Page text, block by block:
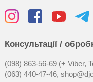
Консультації /
(098) 863-56-69 (+ Viber,
(063) 440-47-46,